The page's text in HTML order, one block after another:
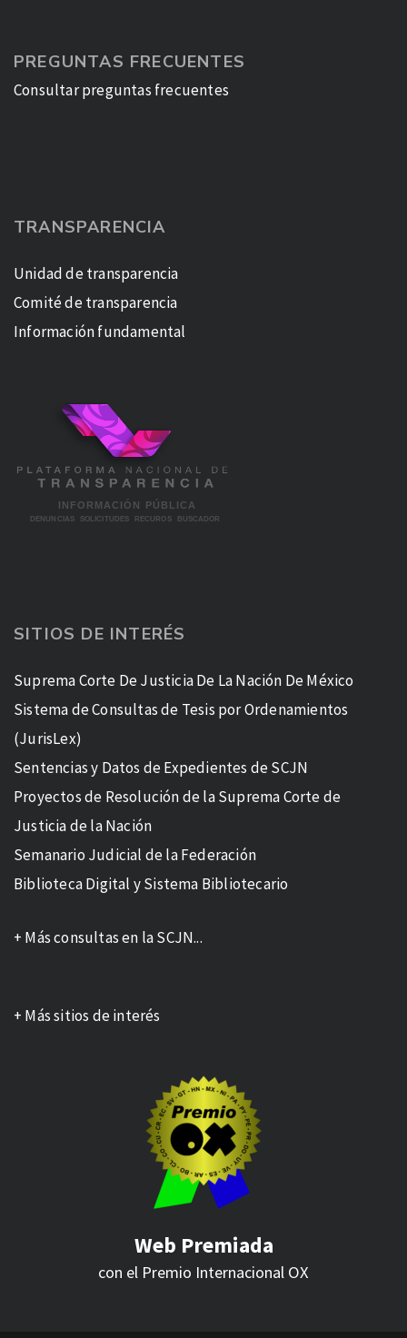
PREGUNTAS FRECUENTES
Consultar preguntas frecuentes
TRANSPARENCIA
Unidad de transparencia
Comité de transparencia
Información fundamental
SITIOS DE INTERÉS
Suprema Corte De Justicia De La Nación De México
Sistema de Consultas de Tesis por Ordenamientos
(JurisLex)
Sentencias y Datos de Expedientes de SCJN
Proyectos de Resolución de la Suprema Corte de
Justicia de la Nación
Semanario Judicial de la Federación
Biblioteca Digital y Sistema Bibliotecario
+ Más consultas en la SCJN...
+ Más sitios de interés
Web Premiada
con el Premio Internacional OX